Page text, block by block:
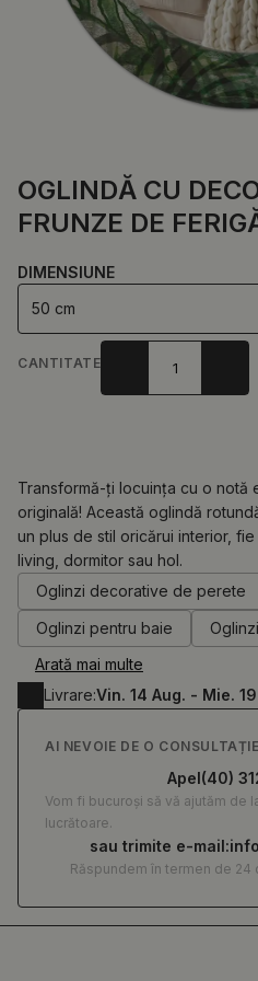
OGLINDĂ CU
FRUNZE DE
DIMENSIUNE
50 cm
CANTITATE
0.00RON
Transformă-ți locuința cu o notă
originală! Această oglindă
un plus de stil oricărui interior,
living, dormitor sau hol.
Oglinzi decorative de perete
Oglinzi pentru baie
Arată mai multe
Livrare:Vin. 14 Aug. - Mie.
AI NEVOIE DE O
Apel(40)
Vom fi bucuroși să vă ajutăm de
lucrătoare.
sau trimite e-mail:
Răspundem în termen de